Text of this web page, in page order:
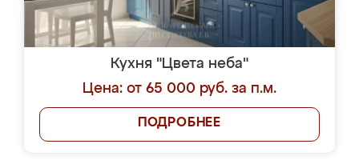
Кухня "Цвета неба"
Цена: от 65 000 руб. за п.м.
ПОДРОБНЕЕ